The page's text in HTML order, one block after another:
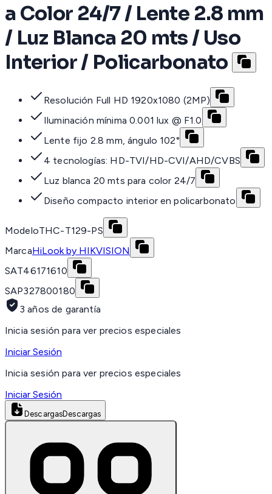
a Color 24/7 / Lente 2.8 mm
/ Luz Blanca 20 mts / Uso
Interior / Policarbonato
Resolución Full HD 1920x1080 (2MP)
Iluminación mínima 0.001 lux @ F1.0
Lente fijo 2.8 mm, ángulo 102°
4 tecnologías: HD-TVI/HD-CVI/AHD/CVBS
Luz blanca 20 mts para color 24/7
Diseño compacto interior en policarbonato
ModeloTHC-T129-PS
MarcaHiLook by HIKVISION
SAT46171610
SAP327800180
3 años de garantía
Inicia sesión para ver precios especiales
Iniciar Sesión
Inicia sesión para ver precios especiales
Iniciar Sesión
DescargasDescargas